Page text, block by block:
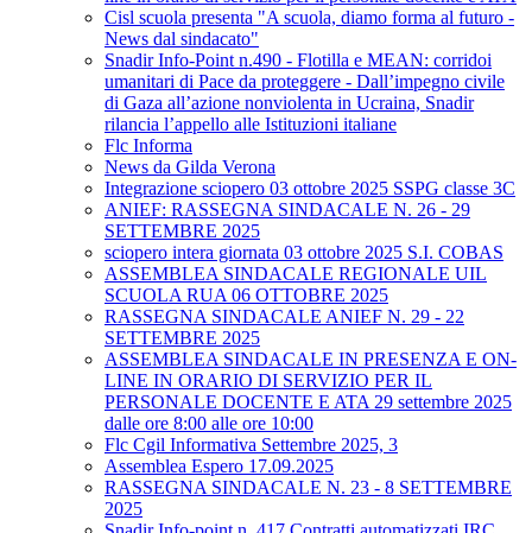
Cisl scuola presenta "A scuola, diamo forma al futuro -
News dal sindacato"
Snadir Info-Point n.490 - Flotilla e MEAN: corridoi
umanitari di Pace da proteggere - Dall’impegno civile
di Gaza all’azione nonviolenta in Ucraina, Snadir
rilancia l’appello alle Istituzioni italiane
Flc Informa
News da Gilda Verona
Integrazione sciopero 03 ottobre 2025 SSPG classe 3C
ANIEF: RASSEGNA SINDACALE N. 26 - 29
SETTEMBRE 2025
sciopero intera giornata 03 ottobre 2025 S.I. COBAS
ASSEMBLEA SINDACALE REGIONALE UIL
SCUOLA RUA 06 OTTOBRE 2025
RASSEGNA SINDACALE ANIEF N. 29 - 22
SETTEMBRE 2025
ASSEMBLEA SINDACALE IN PRESENZA E ON-
LINE IN ORARIO DI SERVIZIO PER IL
PERSONALE DOCENTE E ATA 29 settembre 2025
dalle ore 8:00 alle ore 10:00
Flc Cgil Informativa Settembre 2025, 3
Assemblea Espero 17.09.2025
RASSEGNA SINDACALE N. 23 - 8 SETTEMBRE
2025